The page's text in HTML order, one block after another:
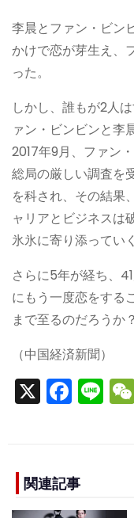
李晨とファン・ビン
かけで恋が芽生え、
った。
しかし、誰もが2人
ァン・ビンビンと李
2017年9月、ファン
総局の厳しい調査を
を科され、その結果
ャリアとビジネスは
氷氷に寄り添ってい
さらに5年が経ち、
にもう一度恋をする
まで至るのだろうか
（中国経済新聞）
X F
a
e
b
Li
n
関連記事